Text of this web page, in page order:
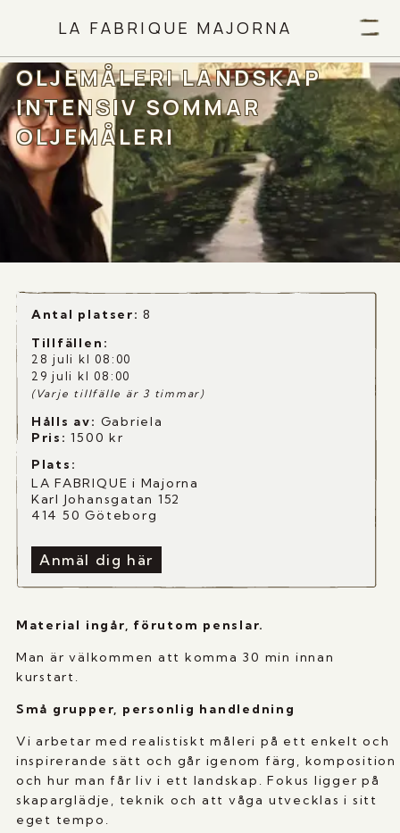
LA FABRIQUE MAJORNA
OLJEMÅLERI LANDSKAP
INTENSIV SOMMAR
OLJEMÅLERI
Antal platser: 8
Tillfällen :
28 juli kl 08:00
29 juli kl 08:00
(Varje tillfälle är 3 timmar)
Hålls av: Gabriela
Pris: 1500 kr
Plats:
LA FABRIQUE i Majorna
Karl Johansgatan 152
414 50 Göteborg
Anmäl dig här
Material ingår, förutom penslar.
Man är välkommen att komma 30 min innan
kurstart.
Små grupper, personlig handledning
Vi arbetar med realistiskt måleri på ett enkelt och
inspirerande sätt och går igenom färg, komposition
och hur man får liv i ett landskap. Fokus ligger på
skaparglädje, teknik och att våga utvecklas i sitt
eget tempo.